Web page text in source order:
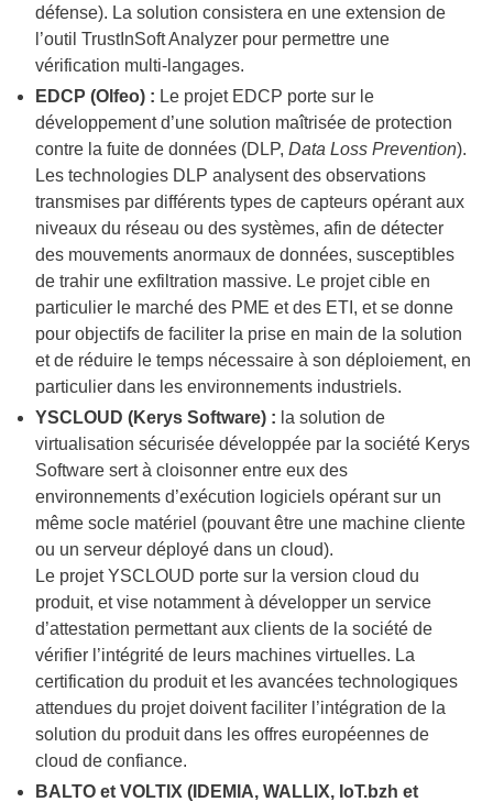
défense). La solution consistera en une extension de
l’outil TrustInSoft Analyzer pour permettre une
vérification multi-langages.
EDCP (Olfeo) : Le projet EDCP porte sur le
développement d’une solution maîtrisée de protection
contre la fuite de données (DLP, Data Loss Prevention).
Les technologies DLP analysent des observations
transmises par différents types de capteurs opérant aux
niveaux du réseau ou des systèmes, afin de détecter
des mouvements anormaux de données, susceptibles
de trahir une exfiltration massive. Le projet cible en
particulier le marché des PME et des ETI, et se donne
pour objectifs de faciliter la prise en main de la solution
et de réduire le temps nécessaire à son déploiement, en
particulier dans les environnements industriels.
YSCLOUD (Kerys Software) : la solution de
virtualisation sécurisée développée par la société Kerys
Software sert à cloisonner entre eux des
environnements d’exécution logiciels opérant sur un
même socle matériel (pouvant être une machine cliente
ou un serveur déployé dans un cloud).
Le projet YSCLOUD porte sur la version cloud du
produit, et vise notamment à développer un service
d’attestation permettant aux clients de la société de
vérifier l’intégrité de leurs machines virtuelles. La
certification du produit et les avancées technologiques
attendues du projet doivent faciliter l’intégration de la
solution du produit dans les offres européennes de
cloud de confiance.
BALTO et VOLTIX (IDEMIA, WALLIX, IoT.bzh et